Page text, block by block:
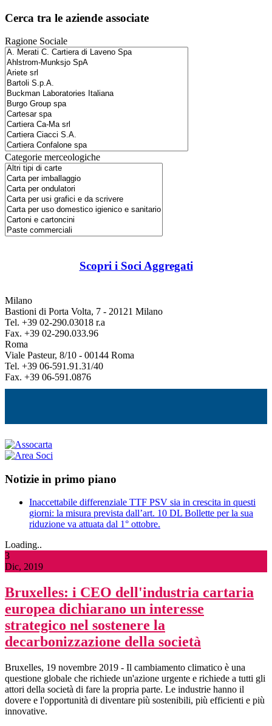
Cerca tra le aziende associate
Ragione Sociale
Categorie merceologiche
Scopri i Soci Aggregati
Milano
Bastioni di Porta Volta, 7 - 20121 Milano
Tel. +39 02-290.03018 r.a
Fax. +39 02-290.033.96
Roma
Viale Pasteur, 8/10 - 00144 Roma
Tel. +39 06-591.91.31/40
Fax. +39 06-591.0876
Notizie in primo piano
Inaccettabile differenziale TTF PSV sia in crescita in questi
giorni: la misura prevista dall’art. 10 DL Bollette per la sua
riduzione va attuata dal 1° ottobre.
Loading..
3
Dic, 2019
Bruxelles: i CEO dell'industria cartaria
europea dichiarano un interesse
strategico nel sostenere la
decarbonizzazione della società
Bruxelles, 19 novembre 2019 - Il cambiamento climatico è una
questione globale che richiede un'azione urgente e richiede a tutti gli
attori della società di fare la propria parte. Le industrie hanno il
dovere e l'opportunità di diventare più sostenibili, più efficienti e più
innovative.